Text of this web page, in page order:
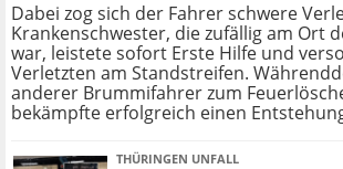
Dabei zog sich der Fahrer schwere
Krankenschwester, die zufällig am Ort
war, leistete sofort Erste Hilfe und
Verletzten am Standstreifen.
anderer Brummifahrer zum
bekämpfte erfolgreich einen
THÜRINGEN UNFALL